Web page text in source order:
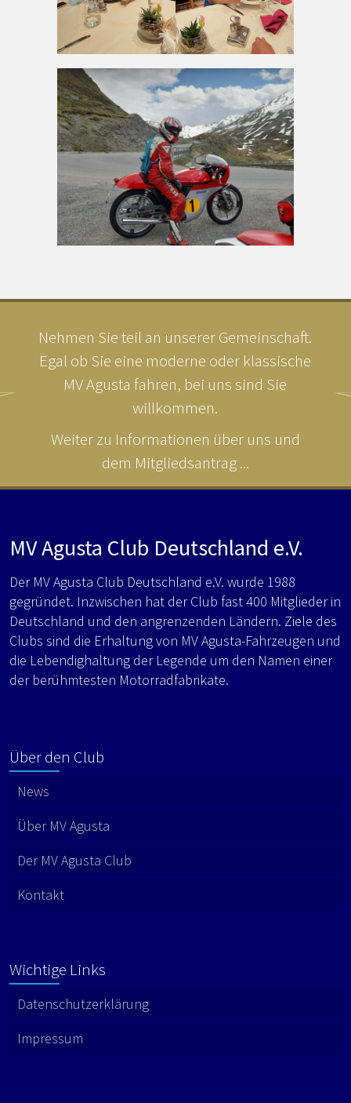
Nehmen Sie teil an unserer Gemeinschaft.
Egal ob Sie eine moderne oder klassische
MV Agusta fahren, bei uns sind Sie
willkommen.
Weiter zu Informationen über uns und
dem Mitgliedsantrag ...
MV Agusta Club Deutschland e.V.
Der MV Agusta Club Deutschland e.V. wurde 1988
gegründet. Inzwischen hat der Club fast 400 Mitglieder in
Deutschland und den angrenzenden Ländern. Ziele des
Clubs sind die Erhaltung von MV Agusta-Fahrzeugen und
die Lebendighaltung der Legende um den Namen einer
der berühmtesten Motorradfabrikate.
Über den Club
News
Über MV Agusta
Der MV Agusta Club
Kontakt
Wichtige Links
Datenschutzerklärung
Impressum